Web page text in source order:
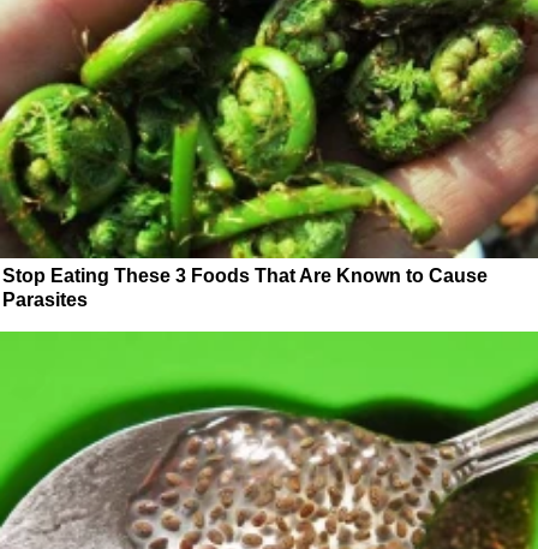
Stop Eating These 3 Foods That Are Known to Cause
Parasites